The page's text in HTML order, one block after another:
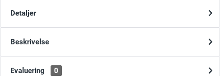
Detaljer
Beskrivelse
Evaluering 0